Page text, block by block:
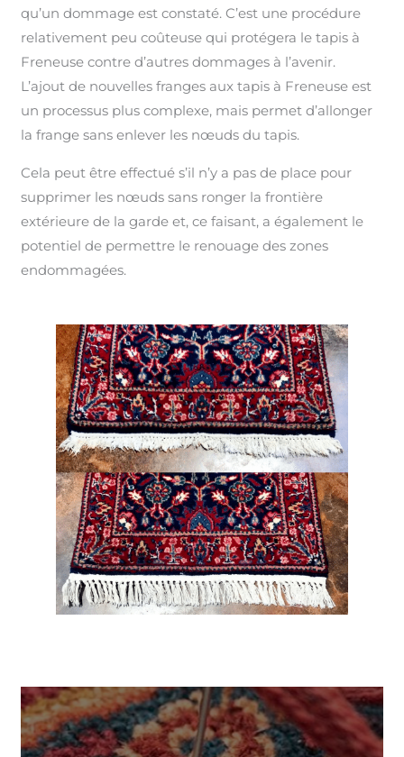
qu’un dommage est constaté. C’est une procédure
relativement peu coûteuse qui protégera le tapis à
Freneuse contre d’autres dommages à l’avenir.
L’ajout de nouvelles franges aux tapis à Freneuse est
un processus plus complexe, mais permet d’allonger
la frange sans enlever les nœuds du tapis.
Cela peut être effectué s’il n’y a pas de place pour
supprimer les nœuds sans ronger la frontière
extérieure de la garde et, ce faisant, a également le
potentiel de permettre le renouage des zones
endommagées.